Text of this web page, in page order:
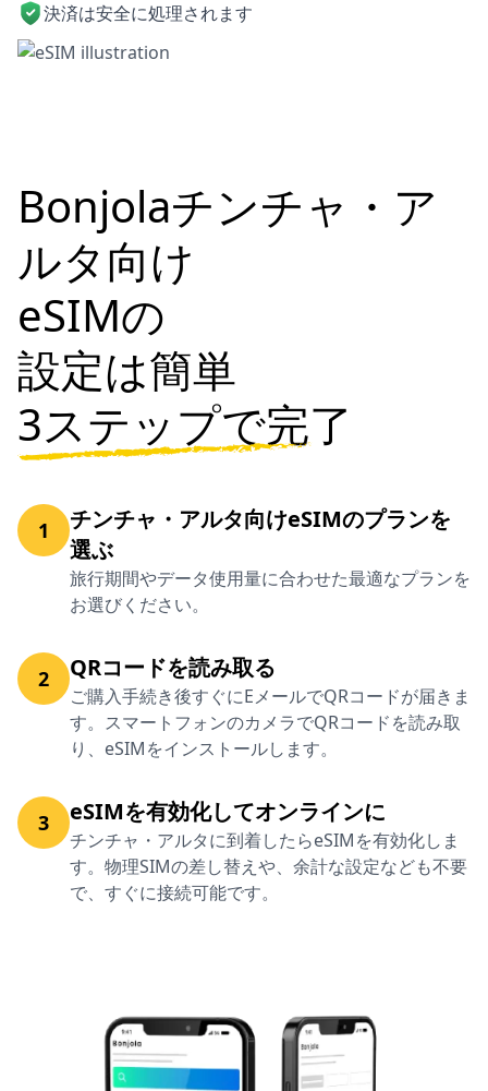
決済は安全に処理されます
Bonjolaチンチャ・ア
ルタ向け
eSIMの
設定は簡単
3ステップで完了
1
チンチャ・アルタ向けeSIMのプランを
選ぶ
旅行期間やデータ使用量に合わせた最適なプランを
お選びください。
2 QRコードを読み取る
ご購入手続き後すぐにEメールでQRコードが届きま
す。スマートフォンのカメラでQRコードを読み取
り、eSIMをインストールします。
3 eSIMを有効化してオンラインに
チンチャ・アルタに到着したらeSIMを有効化しま
す。物理SIMの差し替えや、余計な設定なども不要
で、すぐに接続可能です。